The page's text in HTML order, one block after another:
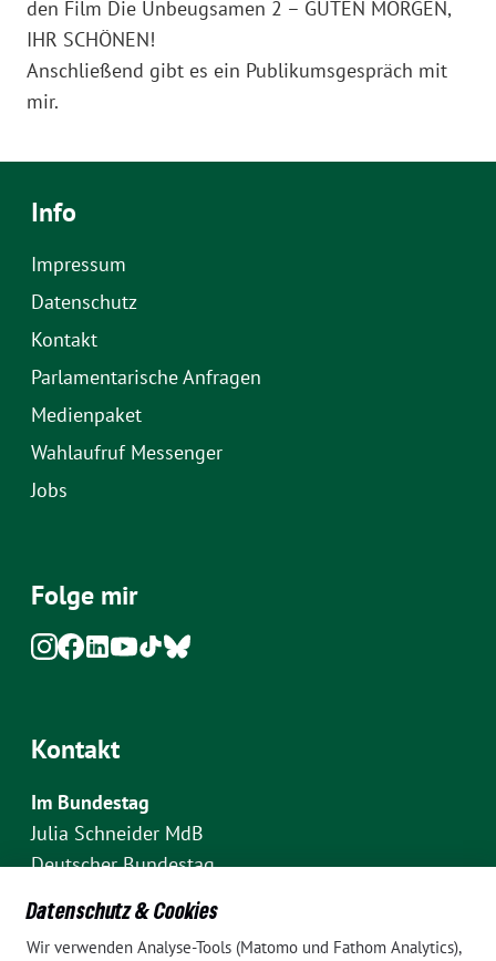
den Film Die Unbeugsamen 2 – GUTEN MORGEN,
IHR SCHÖNEN!
Anschließend gibt es ein Publikumsgespräch mit
mir.
Info
Impressum
Datenschutz
Kontakt
Parlamentarische Anfragen
Medienpaket
Wahlaufruf Messenger
Jobs
Folge mir
Kontakt
Im Bundestag
Julia Schneider MdB
Deutscher Bundestag
Fraktion Bündnis 90/Die Grünen
Platz der Republik 1
Datenschutz & Cookies
Wir verwenden Analyse-Tools (Matomo und Fathom Analytics),